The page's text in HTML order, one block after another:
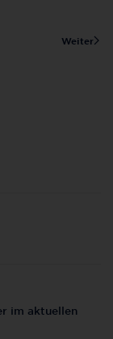
Weiter
im aktuellen